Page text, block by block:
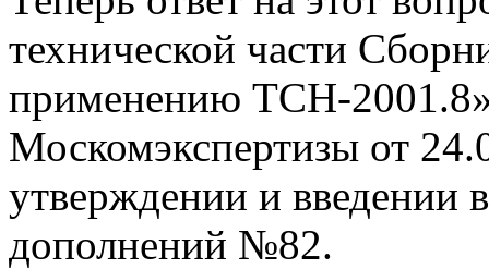
технической части
применению ТСН-
Москомэкспертизы от
утверждении и введении
дополнений №82.